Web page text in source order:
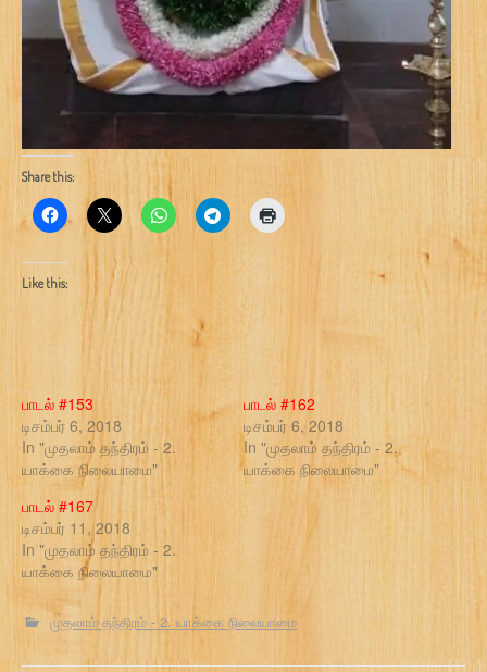
Share this:
Like this:
பாடல் #153
டிசம்பர் 6, 2018
In "முதலாம் தந்திரம் - 2.
யாக்கை நிலையாமை"
பாடல் #162
டிசம்பர் 6, 2018
In "முதலாம் தந்திரம் - 2.
யாக்கை நிலையாமை"
பாடல் #167
டிசம்பர் 11, 2018
In "முதலாம் தந்திரம் - 2.
யாக்கை நிலையாமை"
முதலாம் தந்திரம் - 2. யாக்கை நிலையாமை